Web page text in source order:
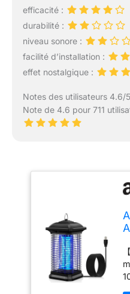
efficacité :
durabilité :
niveau sonore :
facilité d’installation :
effet nostalgique :
Notes des utilisateurs 4.6/5
Note de 4.6 pour 711